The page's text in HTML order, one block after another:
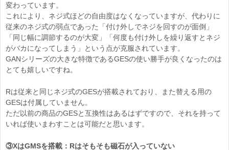
変わっています。
これにより、ネジ式ほどの自由度はなくなっていますが、代わりに
従来のネジ式の弱点であった「付け外しでネジを回すのが面倒」
「同じ幅に調節するのが大変」「何度も付け外しを繰り返すとネジ
がバカになってしまう」という点が克服されています。
GANシリーズの大きな特徴であるGESの使い勝手が良くなったのは
とても嬉しいですね。
Rは従来と同じネジ式のGESが搭載されており、また替える用の
GESは付属していません。
ただ以前の商品のGESと互換性はあるはずですので、それを持って
いれば使いまわすことは可能だと思います。
③XはGMSを搭載：Rはそもそも磁石が入っていない